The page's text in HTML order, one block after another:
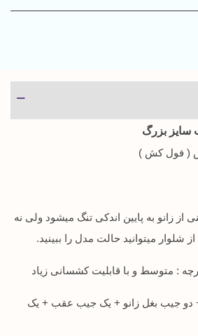
بزرگ
( فول کش )
زانو به پایین اندکی تنگ میشود ولی نه
میتوانید حالت مدل را ببینید.
: متوسط و با قابلیت کشسانی زیاد
+ دو جیب بغل زانو + یک جیب عقب + یک